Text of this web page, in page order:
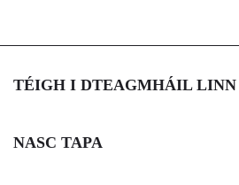
TÉIGH I DTEAGMHÁIL LINN
NASC TAPA